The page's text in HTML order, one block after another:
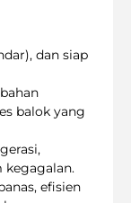
dan siap
balok yang
kegagalan.
efisien